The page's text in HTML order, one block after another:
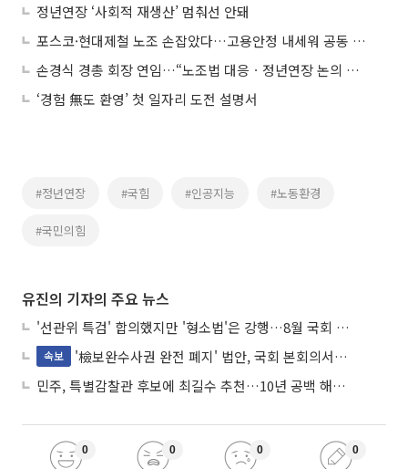
정년연장 ‘사회적 재생산’ 멈춰선 안돼
포스코·현대제철 노조 손잡았다…고용안정 내세워 공동 행동 예고
손경식 경총 회장 연임…“노조법 대응ㆍ정년연장 논의 적극 대응”
‘경험 無도 환영’ 첫 일자리 도전 설명서
#정년연장 #국힘 #인공지능 #노동환경
#국민의힘
유진의 기자의 주요 뉴스
'선관위 특검' 합의했지만 '형소법'은 강행…8월 국회 '입법 2차전' 예고
속보
'檢보완수사권 완전 폐지' 법안, 국회 본회의서 민주당 주도 통과
민주, 특별감찰관 후보에 최길수 추천…10년 공백 해소 속도
0 0 0 0